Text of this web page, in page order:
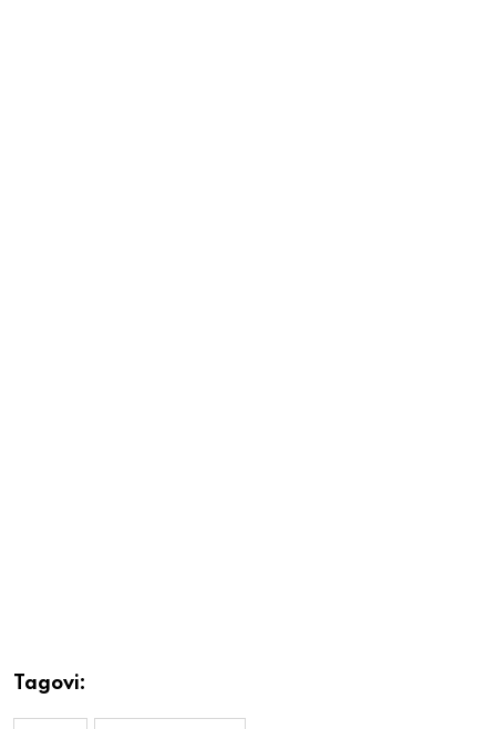
Tagovi: